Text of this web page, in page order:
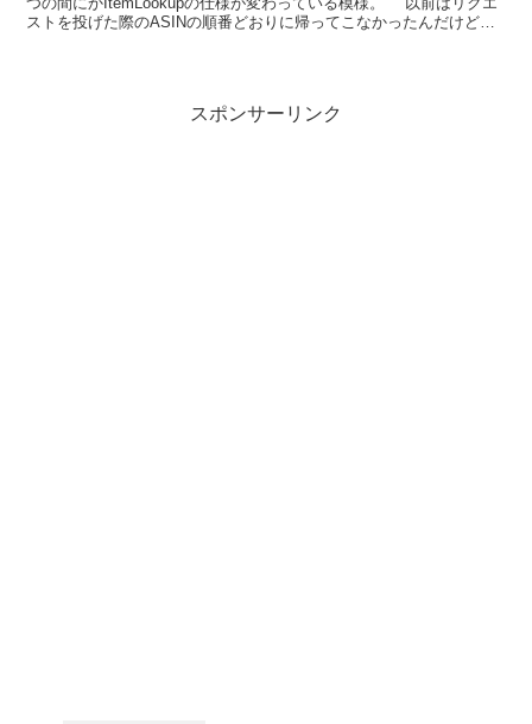
ストを投げた際のASINの順番どおりに帰ってこなかったんだけど、
スポンサーリンク